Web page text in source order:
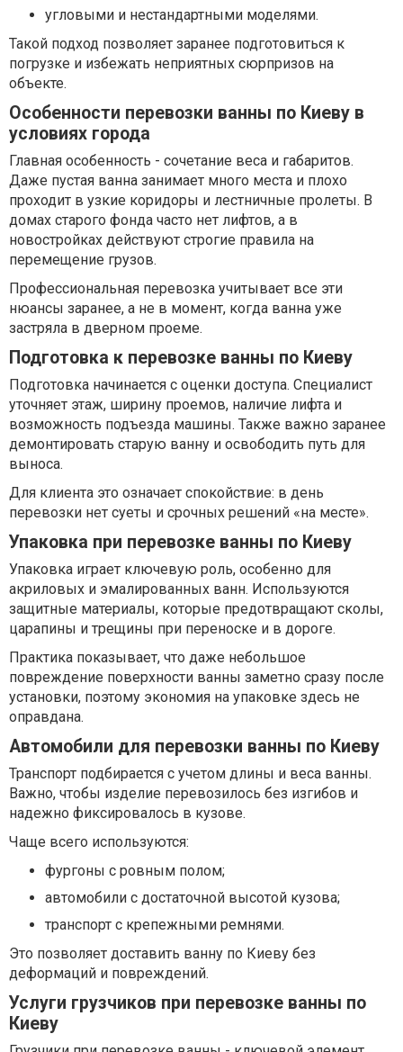
угловыми и нестандартными моделями.
Такой подход позволяет заранее подготовиться к
погрузке и избежать неприятных сюрпризов на
объекте.
Особенности перевозки ванны по Киеву в
условиях города
Главная особенность - сочетание веса и габаритов.
Даже пустая ванна занимает много места и плохо
проходит в узкие коридоры и лестничные пролеты. В
домах старого фонда часто нет лифтов, а в
новостройках действуют строгие правила на
перемещение грузов.
Профессиональная перевозка учитывает все эти
нюансы заранее, а не в момент, когда ванна уже
застряла в дверном проеме.
Подготовка к перевозке ванны по Киеву
Подготовка начинается с оценки доступа. Специалист
уточняет этаж, ширину проемов, наличие лифта и
возможность подъезда машины. Также важно заранее
демонтировать старую ванну и освободить путь для
выноса.
Для клиента это означает спокойствие: в день
перевозки нет суеты и срочных решений «на месте».
Упаковка при перевозке ванны по Киеву
Упаковка играет ключевую роль, особенно для
акриловых и эмалированных ванн. Используются
защитные материалы, которые предотвращают сколы,
царапины и трещины при переноске и в дороге.
Практика показывает, что даже небольшое
повреждение поверхности ванны заметно сразу после
установки, поэтому экономия на упаковке здесь не
оправдана.
Автомобили для перевозки ванны по Киеву
Транспорт подбирается с учетом длины и веса ванны.
Важно, чтобы изделие перевозилось без изгибов и
надежно фиксировалось в кузове.
Чаще всего используются:
фургоны с ровным полом;
автомобили с достаточной высотой кузова;
транспорт с крепежными ремнями.
Это позволяет доставить ванну по Киеву без
деформаций и повреждений.
Услуги грузчиков при перевозке ванны по
Киеву